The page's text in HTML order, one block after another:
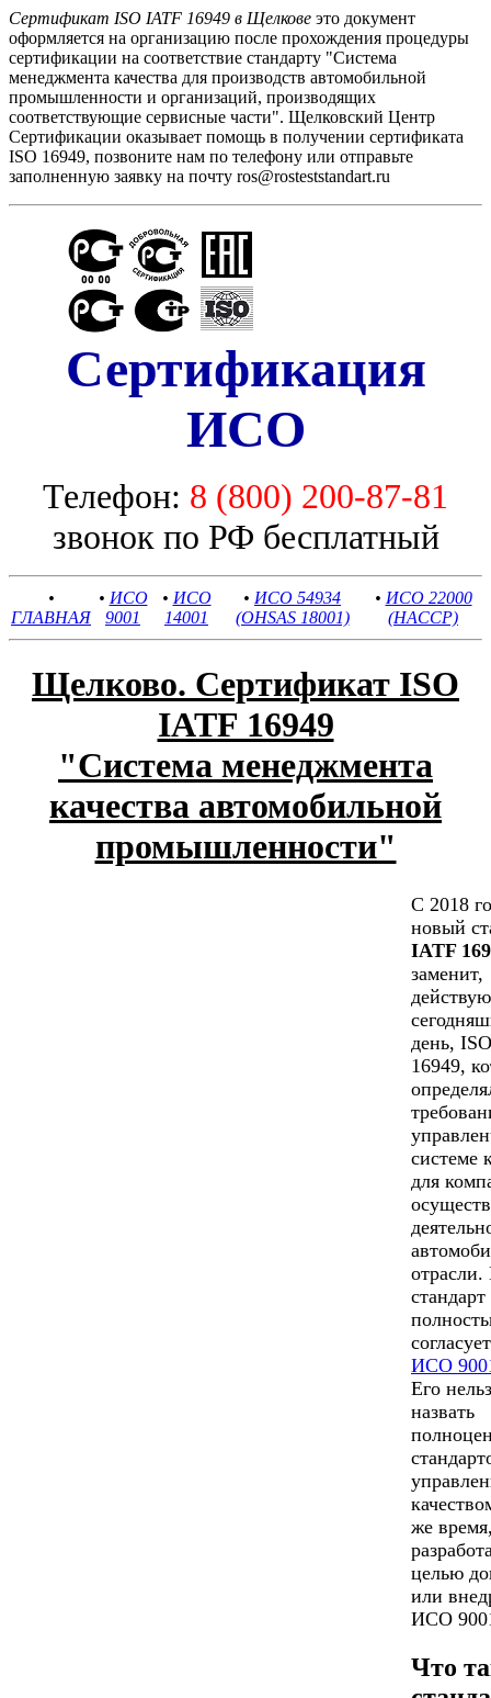
Сертификат ISO IATF 16949 в Щелкове это документ
оформляется на организацию после прохождения процедуры
сертификации на соответствие стандарту "Cистема
менеджмента качества для производств автомобильной
промышленности и организаций, производящих
соответствующие сервисные части". Щелковский Центр
Сертификации оказывает помощь в получении сертификата
ISO 16949, позвоните нам по телефону или отправьте
заполненную заявку на почту ros@rosteststandart.ru
Сертификация
ИСО
Телефон: 8 (800) 200-87-81
звонок по РФ бесплатный
•
ГЛАВНАЯ
• ИСО
9001
• ИСО
14001
• ИСО 54934
(OHSAS 18001)
• ИСО 22000
(HACCP)
Щелково. Сертификат ISO
IATF 16949
"Cистема менеджмента
качества автомобильной
промышленности"
С 2018
новый
IATF
заменит,
день,
16949,
системе
для
стандарт
ИСО
Его
назвать
же
целью
или
ИСО
Что